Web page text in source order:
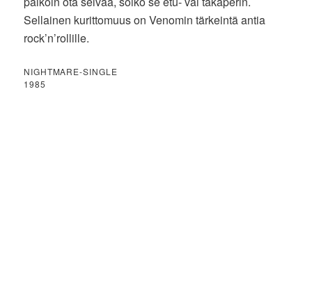
Sellainen kurittomuus on Venomin tärkeintä antia
rock’n’rollille.
NIGHTMARE-SINGLE
1985